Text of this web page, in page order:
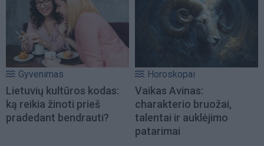
Gyvenimas
Lietuvių kultūros kodas:
ką reikia žinoti prieš
pradedant bendrauti?
Horoskopai
Vaikas Avinas:
charakterio bruožai,
talentai ir auklėjimo
patarimai